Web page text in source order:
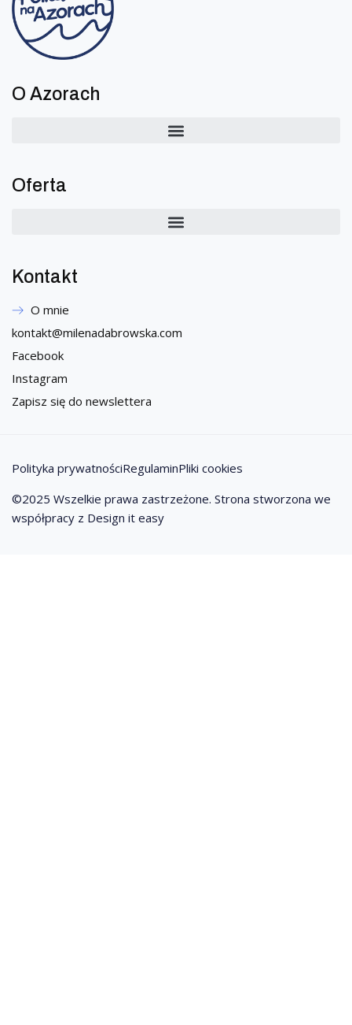
O Azorach
Oferta
Kontakt
O mnie
kontakt@milenadabrowska.com
Facebook
Instagram
Zapisz się do newslettera
Polityka prywatnościRegulaminPliki cookies
©2025 Wszelkie prawa zastrzeżone. Strona stworzona we
współpracy z Design it easy